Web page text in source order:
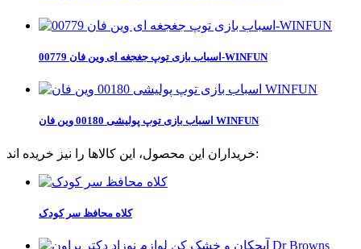
اسباب بازی توپ جغجغه ای وین فان 00779-WINFUN
اسباب بازی توپ پولیشی 00180 وین فان WINFUN
خریداران این محصول، این کالاها را نیز خریده اند:
کلاه محافظ سر کودک